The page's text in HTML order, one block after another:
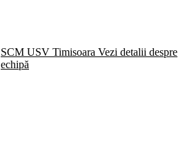
SCM USV Timisoara Vezi detalii despre
echipă